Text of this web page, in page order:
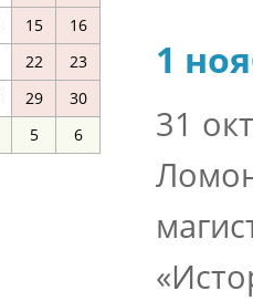
15
16
22
23
29
30
5 6
1
31